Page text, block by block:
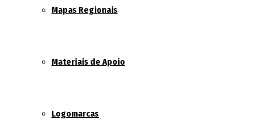
Mapas Regionais
Materiais de Apoio
Logomarcas